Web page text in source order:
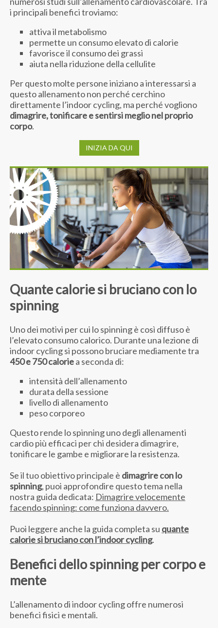
i principali benefici troviamo:
attiva il metabolismo
permette un consumo elevato di calorie
favorisce il consumo dei grassi
aiuta nella riduzione della cellulite
Per questo molte persone iniziano a interessarsi a
questo allenamento non perché cerchino
direttamente l’indoor cycling, ma perché vogliono
dimagrire, tonificare e sentirsi meglio nel proprio
corpo.
INIZIA DA QUI
Quante calorie si bruciano con lo
spinning
Uno dei motivi per cui lo spinning è così diffuso è
l’elevato consumo calorico. Durante una lezione di
indoor cycling si possono bruciare mediamente tra
450 e 750 caloriea seconda di:
intensità dell’allenamento
durata della sessione
livello di allenamento
peso corporeo
Questo rende lo spinning uno degli allenamenti
cardio più efficaci per chi desidera dimagrire,
tonificare le gambe e migliorare la resistenza.
Se il tuo obiettivo principale è dimagrire con lo
spinning, puoi approfondire questo tema nella
nostra guida dedicata: Dimagrire velocemente
facendo spinning: come funziona davvero.
Puoi leggere anche la guida completa su quante
calorie si bruciano con l’indoor cycling.
Benefici dello spinning per corpo e
mente
L’allenamento di indoor cycling offre numerosi
benefici fisici e mentali.